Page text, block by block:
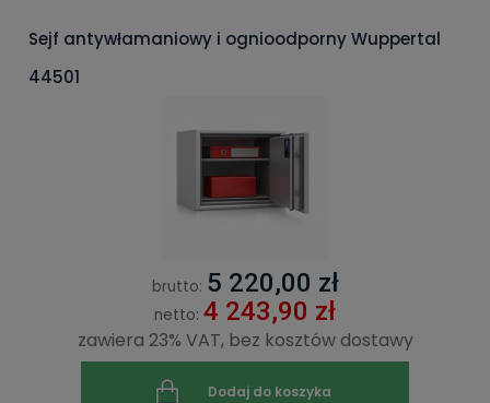
Sejf antywłamaniowy i ognioodporny Wuppertal
44501
brutto: 5 220,00 zł
netto: 4 243,90 zł
zawiera 23% VAT, bez kosztów dostawy
Dodaj do koszyka